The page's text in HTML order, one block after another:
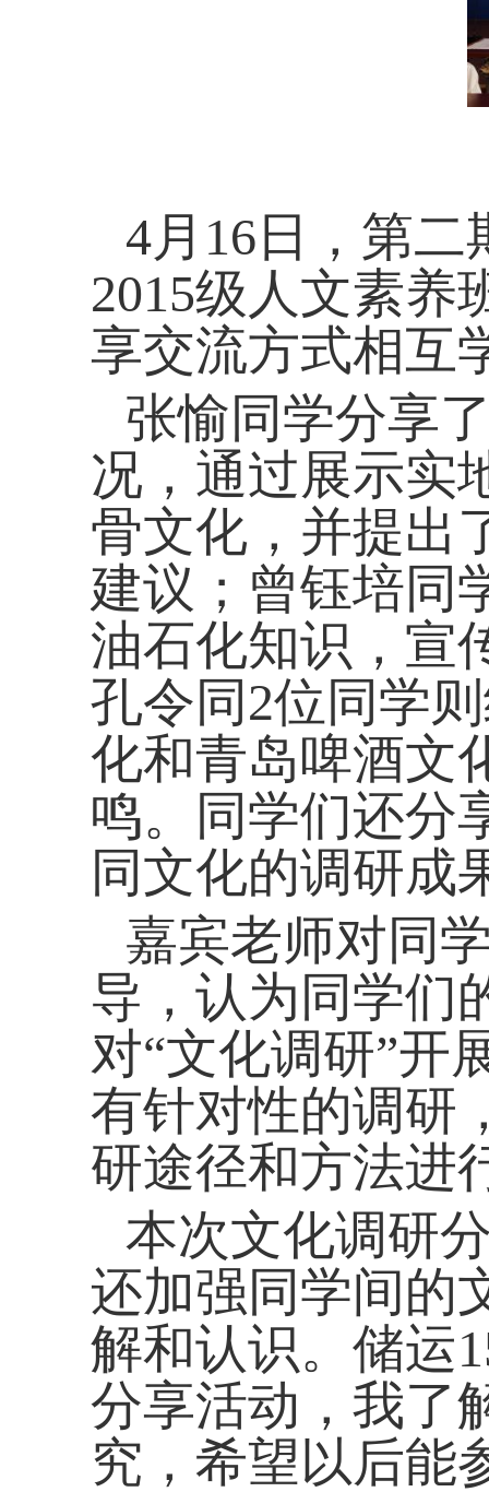
4月 16 日，第二
2015级人文素养
享交流方式相互
张愉同学分享
况，通过展示实
骨文化，并提出
建议；曾钰培同
油石化知识，宣
孔令同2位同学
化和青岛啤酒文
鸣。同学们还分
同文化的调研成
嘉宾老师对同
导，认为同学们
对“文化调研”开
有针对性的调研
研途径和方法进
本次文化调研
还加强同学间的
解和认识。储运
分享活动，我了
究，希望以后能